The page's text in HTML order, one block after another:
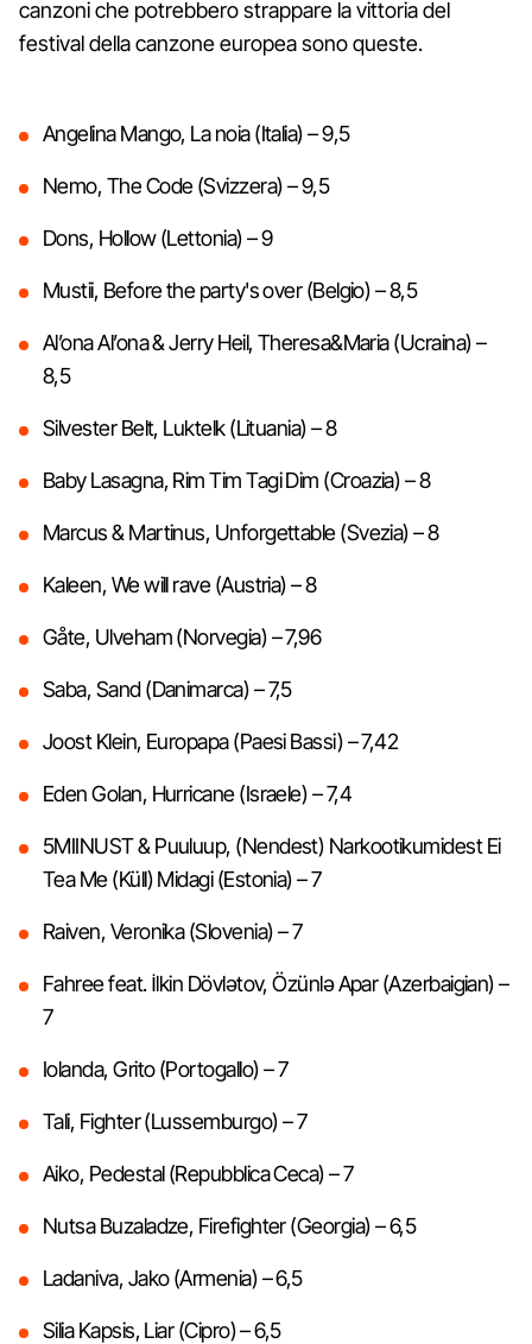
canzoni che potrebbero strappare la vittoria del
festival della canzone europea sono queste.
Angelina Mango, La noia (Italia) – 9,5
Nemo, The Code (Svizzera) – 9,5
Dons, Hollow (Lettonia) – 9
Mustii, Before the party's over (Belgio) – 8,5
Al’ona Al’ona & Jerry Heil, Theresa&Maria (Ucraina) –
8,5
Silvester Belt, Luktelk (Lituania) – 8
Baby Lasagna, Rim Tim Tagi Dim (Croazia) – 8
Marcus & Martinus, Unforgettable (Svezia) – 8
Kaleen, We will rave (Austria) – 8
Gåte, Ulveham (Norvegia) – 7,96
Saba, Sand (Danimarca) – 7,5
Joost Klein, Europapa (Paesi Bassi) – 7,42
Eden Golan, Hurricane (Israele) – 7,4
5MIINUST & Puuluup, (Nendest) Narkootikumidest Ei
Tea Me (Küll) Midagi (Estonia) – 7
Raiven, Veronika (Slovenia) – 7
Fahree feat. İlkin Dövlətov, Özünlə Apar (Azerbaigian) –
7
Iolanda, Grito (Portogallo) – 7
Tali, Fighter (Lussemburgo) – 7
Aiko, Pedestal (Repubblica Ceca) – 7
Nutsa Buzaladze, Firefighter (Georgia) – 6,5
Ladaniva, Jako (Armenia) – 6,5
Silia Kapsis, Liar (Cipro) – 6,5